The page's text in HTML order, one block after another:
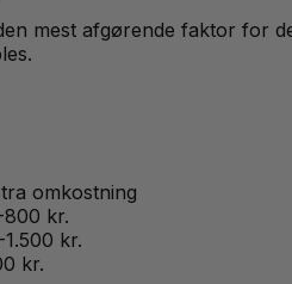
mest afgørende faktor for
omkostning
kr.
kr.
kr.